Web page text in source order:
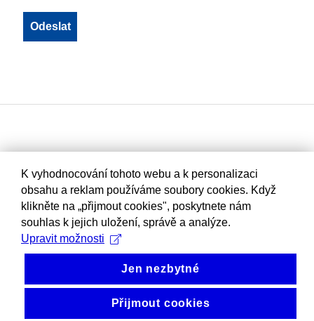
K vyhodnocování tohoto webu a k personalizaci
obsahu a reklam používáme soubory cookies. Když
klikněte na „přijmout cookies", poskytnete nám
souhlas k jejich uložení, správě a analýze.
Upravit možnosti
Jen nezbytné
Přijmout cookies